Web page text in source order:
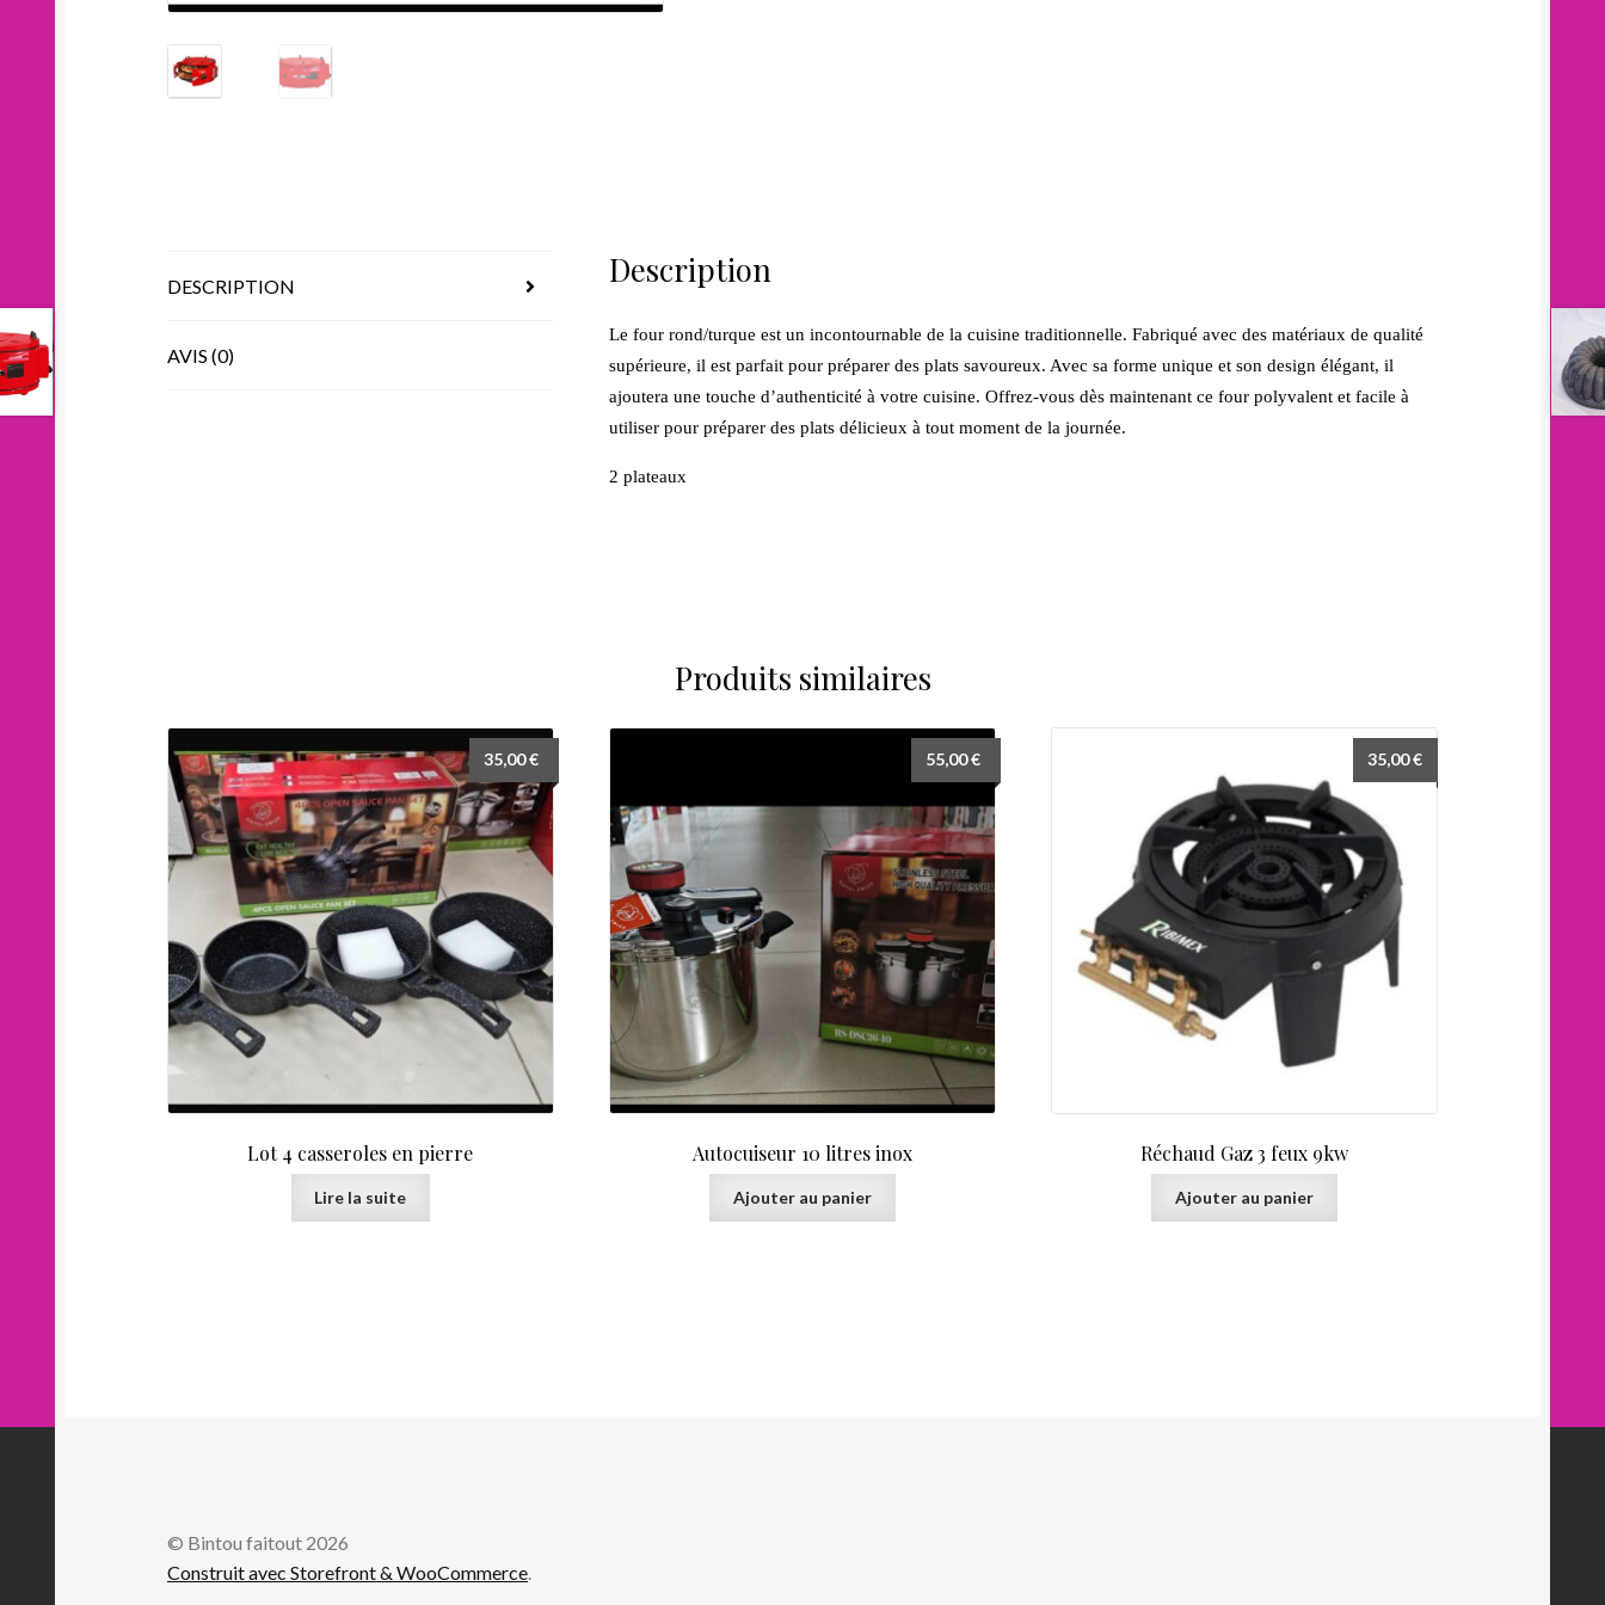
DESCRIPTION
AVIS (0)
Description
Le four rond/turque est un incontournable de la cuisine traditionnelle. Fabriqué avec des matériaux de qualité
supérieure, il est parfait pour préparer des plats savoureux. Avec sa forme unique et son design élégant, il
ajoutera une touche d’authenticité à votre cuisine. Offrez-vous dès maintenant ce four polyvalent et facile à
utiliser pour préparer des plats délicieux à tout moment de la journée.
2 plateaux
Produits similaires
Lot 4 casseroles en pierre
35,00€
Lire la suite
Autocuiseur 10 litres inox
55,00€
Ajouter au panier
Réchaud Gaz 3 feux 9kw
35,00€
Ajouter au panier
© Bintou faitout 2026
Construit avec Storefront & WooCommerce